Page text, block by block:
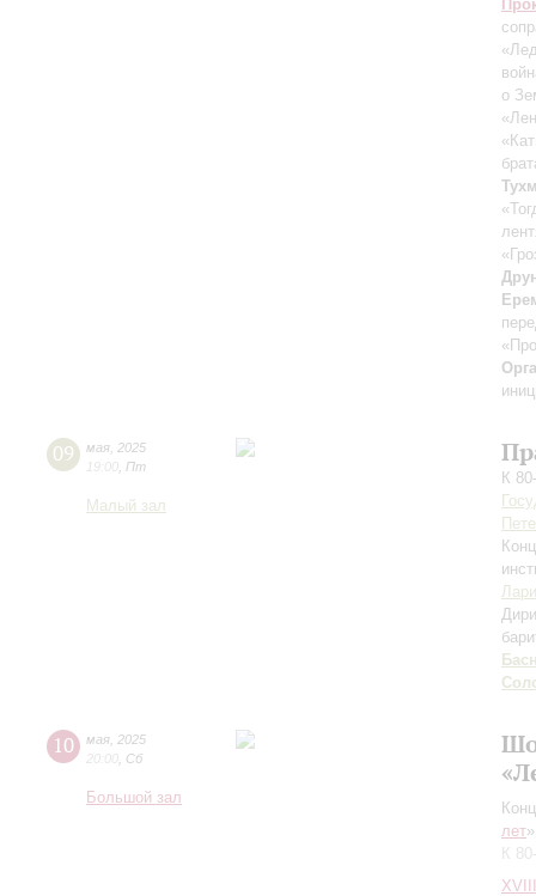
о
09 мая 2025
19:00 Пт
Малый зал
К
10 мая 2025
20:00 Сб
Большой зал
лет»
К